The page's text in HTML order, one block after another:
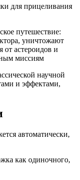
для прицеливания
путешествие:
уничтожают
от астероидов и
миссиям
научной
и эффектами,
автоматически,
как одиночного,